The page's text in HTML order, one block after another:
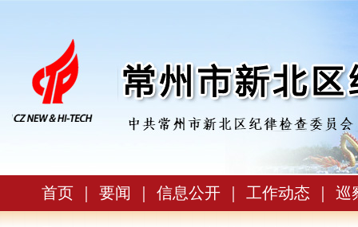
首页 要闻 信息公开 工作动态 巡